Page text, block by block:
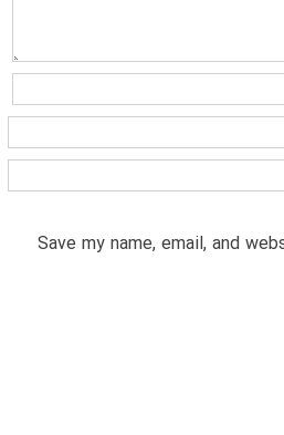
Save my name, email, and